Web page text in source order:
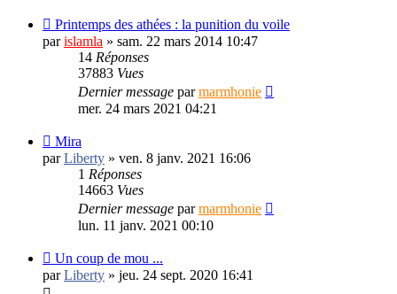
Printemps des athées : la punition du voile
parislamla » sam. 22 mars 2014 10:47
14 Réponses
37883 Vues
Dernier message parmarmhonie
mer. 24 mars 2021 04:21
Mira
parLiberty » ven. 8 janv. 2021 16:06
1 Réponses
14663 Vues
Dernier message parmarmhonie
lun. 11 janv. 2021 00:10
Un coup de mou ...
parLiberty » jeu. 24 sept. 2020 16:41